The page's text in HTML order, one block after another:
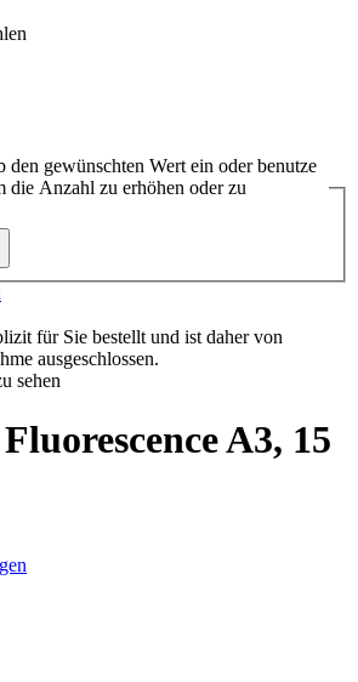
gewünschten Wert ein oder benutze
die Anzahl zu erhöhen oder zu
für Sie bestellt und ist daher von
ausgeschlossen.
sehen
A3, 15